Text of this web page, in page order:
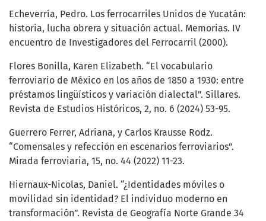
Echeverría, Pedro. Los ferrocarriles Unidos de Yucatán:
historia, lucha obrera y situación actual. Memorias. IV
encuentro de Investigadores del Ferrocarril (2000).
Flores Bonilla, Karen Elizabeth. “El vocabulario
ferroviario de México en los años de 1850 a 1930: entre
préstamos lingüísticos y variación dialectal”. Sillares.
Revista de Estudios Históricos, 2, no. 6 (2024) 53-95.
Guerrero Ferrer, Adriana, y Carlos Krausse Rodz.
“Comensales y refección en escenarios ferroviarios”.
Mirada ferroviaria, 15, no. 44 (2022) 11-23.
Hiernaux-Nicolas, Daniel. “¿Identidades móviles o
movilidad sin identidad? El individuo moderno en
transformación”. Revista de Geografía Norte Grande 34